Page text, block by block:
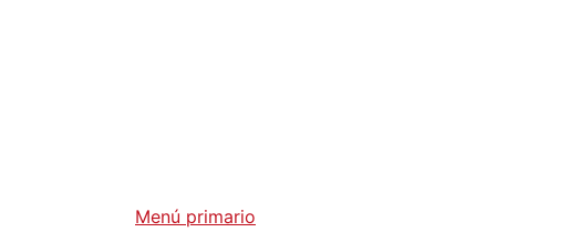
Menú primario